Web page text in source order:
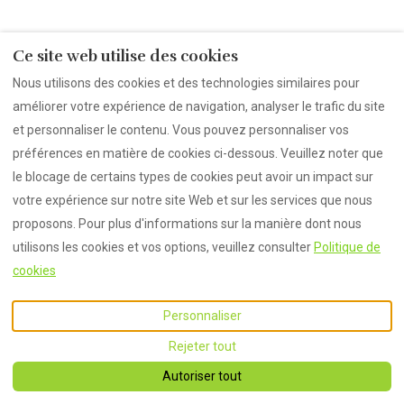
2 Résultats
Wellnessapartment with sauna Oberhausen 1
Carte
Ce site web utilise des cookies
Nous utilisons des cookies et des technologies similaires pour
améliorer votre expérience de navigation, analyser le trafic du site
et personnaliser le contenu. Vous pouvez personnaliser vos
préférences en matière de cookies ci-dessous. Veuillez noter que
le blocage de certains types de cookies peut avoir un impact sur
votre expérience sur notre site Web et sur les services que nous
proposons. Pour plus d'informations sur la manière dont nous
utilisons les cookies et vos options, veuillez consulterPolitique de
cookies
Personnaliser
Rejeter tout
Autoriser tout